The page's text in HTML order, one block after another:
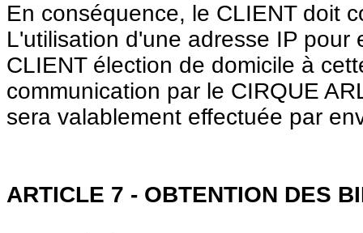
En conséquence, le CLIENT doit
L'utilisation d'une adresse IP
CLIENT élection de domicile à
communication par le CIRQUE
sera valablement effectuée par
ARTICLE 7 - OBTENTION DES